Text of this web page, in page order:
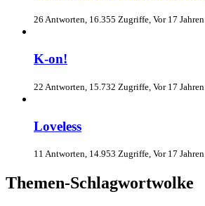
26 Antworten, 16.355 Zugriffe, Vor 17 Jahren
K-on!
22 Antworten, 15.732 Zugriffe, Vor 17 Jahren
Loveless
11 Antworten, 14.953 Zugriffe, Vor 17 Jahren
Themen-Schlagwortwolke